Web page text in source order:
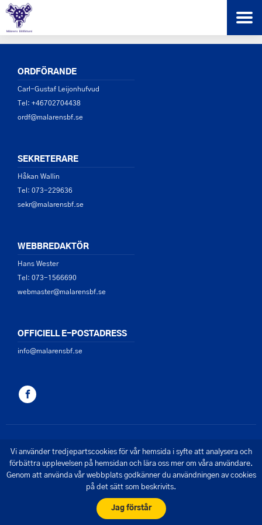
ORDFÖRANDE
Carl-Gustaf Leijonhufvud
Tel: +46702704438
ordf@malarensbf.se
SEKRETERARE
Håkan Wallin
Tel: 073-229636
sekr@malarensbf.se
WEBBREDAKTÖR
Hans Wester
Tel: 073-1566690
webmaster@malarensbf.se
OFFICIELL E-POSTADRESS
info@malarensbf.se
Skapad av Pigment webbyrå
Vi använder tredjepartscookies för vår hemsida i syfte att analysera och
förbättra upplevelsen på hemsidan och lära oss mer om våra användare.
Genom att använda vår webbplats godkänner du användningen av cookies
på det sätt som beskrivits.
Jag förstår